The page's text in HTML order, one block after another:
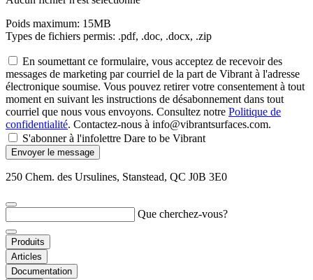
Poids maximum: 15MB
Types de fichiers permis: .pdf, .doc, .docx, .zip
En soumettant ce formulaire, vous acceptez de recevoir des
messages de marketing par courriel de la part de Vibrant à l'adresse
électronique soumise. Vous pouvez retirer votre consentement à tout
moment en suivant les instructions de désabonnement dans tout
courriel que nous vous envoyons. Consultez notre Politique de
confidentialité. Contactez-nous à info@vibrantsurfaces.com.
S'abonner à l'infolettre Dare to be Vibrant
Envoyer le message
250 Chem. des Ursulines, Stanstead, QC J0B 3E0
Que cherchez-vous?
Produits
Articles
Documentation